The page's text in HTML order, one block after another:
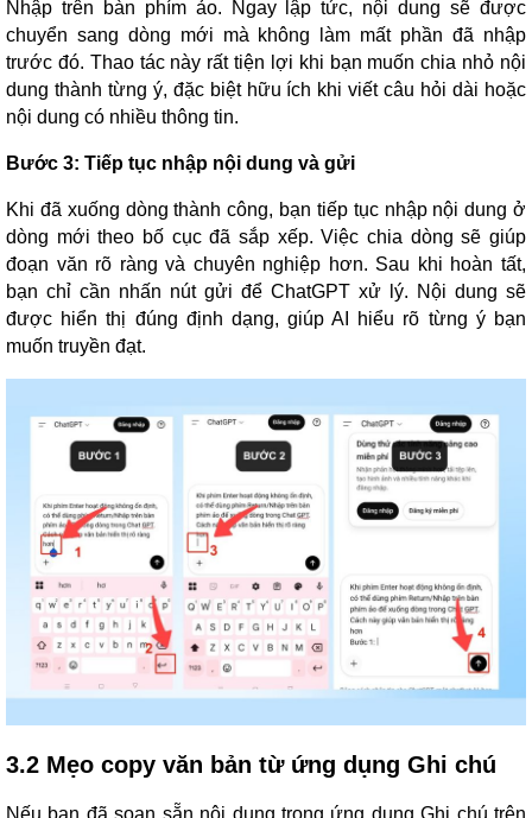
Nhập trên bàn phím ảo. Ngay lập tức, nội dung sẽ được
chuyển sang dòng mới mà không làm mất phần đã nhập
trước đó. Thao tác này rất tiện lợi khi bạn muốn chia nhỏ nội
dung thành từng ý, đặc biệt hữu ích khi viết câu hỏi dài hoặc
nội dung có nhiều thông tin.
Bước 3: Tiếp tục nhập nội dung và gửi
Khi đã xuống dòng thành công, bạn tiếp tục nhập nội dung ở
dòng mới theo bố cục đã sắp xếp. Việc chia dòng sẽ giúp
đoạn văn rõ ràng và chuyên nghiệp hơn. Sau khi hoàn tất,
bạn chỉ cần nhấn nút gửi để ChatGPT xử lý. Nội dung sẽ
được hiển thị đúng định dạng, giúp AI hiểu rõ từng ý bạn
muốn truyền đạt.
3.2 Mẹo copy văn bản từ ứng dụng Ghi chú
Nếu bạn đã soạn sẵn nội dung trong ứng dụng Ghi chú trên